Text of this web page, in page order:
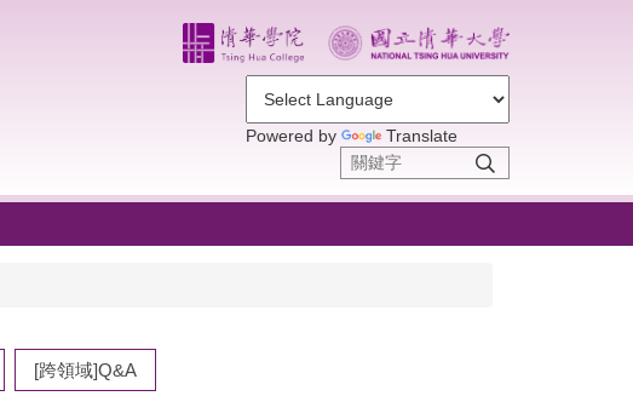
Powered by Translate
[跨領域]Q&A